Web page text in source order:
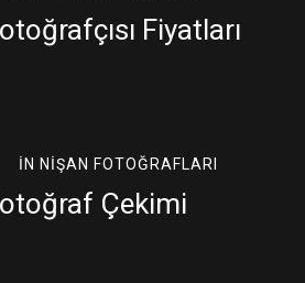
Fiyatları
IN NIŞAN FOTOĞRAFLARI
Çekimi